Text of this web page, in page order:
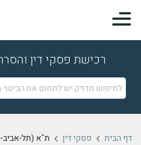
רכישת פסקי דין
דף הבית פסקי דין